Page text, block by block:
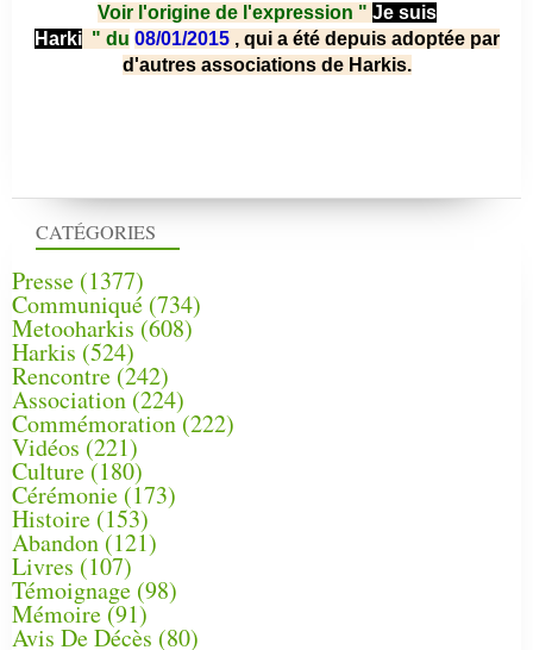
CATÉGORIES
Presse (1377)
Communiqué (734)
Metooharkis (608)
Harkis (524)
Rencontre (242)
Association (224)
Commémoration(222)
Vidéos (221)
Culture(180)
Cérémonie (173)
Histoire (153)
Abandon(121)
Livres (107)
Témoignage (98)
Mémoire (91)
Avis De Décès (80)
Voir l'origine de l'expression " Je suis
Harki " du 08/01/2015 , qui a été depuis adoptée par
d'autres associations de Harkis.